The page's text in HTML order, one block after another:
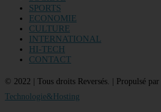
SPORTS
ECONOMIE
CULTURE
INTERNATIONAL
HI-TECH
CONTACT
© 2022 | Tous droits Reversés. | Propulsé par
Technologie&Hosting